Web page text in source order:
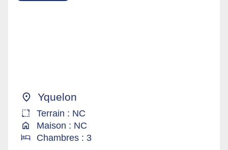
Yquelon
Terrain : NC
Maison : NC
Chambres : 3